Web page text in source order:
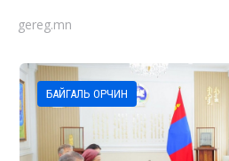
gereg.mn
БАЙГАЛЬ ОРЧИН